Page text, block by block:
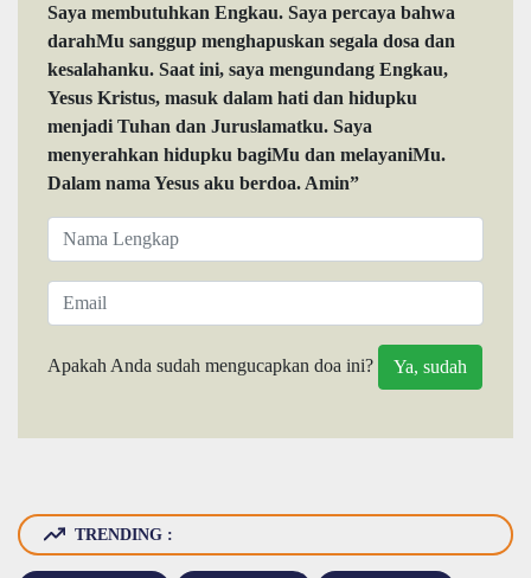
Saya membutuhkan Engkau. Saya percaya bahwa
darahMu sanggup menghapuskan segala dosa dan
kesalahanku. Saat ini, saya mengundang Engkau,
Yesus Kristus, masuk dalam hati dan hidupku
menjadi Tuhan dan Juruslamatku. Saya
menyerahkan hidupku bagiMu dan melayaniMu.
Dalam nama Yesus aku berdoa. Amin”
Apakah Anda sudah mengucapkan doa ini?
TRENDING :